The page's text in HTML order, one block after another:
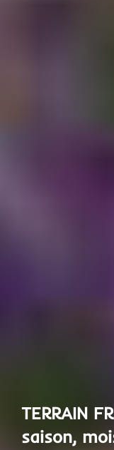
TERRAIN
saison,